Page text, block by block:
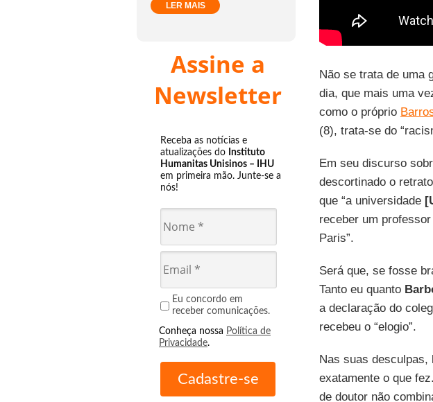
LER MAIS
Assine a
Newsletter
Receba as notícias e
atualizações do Instituto
Humanitas Unisinos – IHU
em primeira mão. Junte-se a
nós!
Eu concordo em
receber comunicações.
Conheça nossa Política de
Privacidade.
Não se trata de uma
dia, que mais uma
como o próprio
(8), trata-se do
Em seu discurso
descortinado o
que “a universidade
receber um
Paris”.
Será que, se fosse
Tanto eu quanto
a declaração do
recebeu o “elogio”.
Nas suas desculpas,
exatamente o que
de doutor não